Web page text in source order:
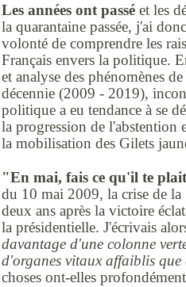
Les années ont passé et les
la quarantaine passée, j'ai
volonté de comprendre les
Français envers la politique.
et analyse des phénomènes
décennie (2009 - 2019),
politique a eu tendance à se
la progression de l'abstention
la mobilisation des Gilets
"En mai, fais ce qu'il te
du 10 mai 2009, la crise de la
deux ans après la victoire
la présidentielle. J'écrivais
davantage d'une colonne
d'organes vitaux affaiblis que
choses ont-elles